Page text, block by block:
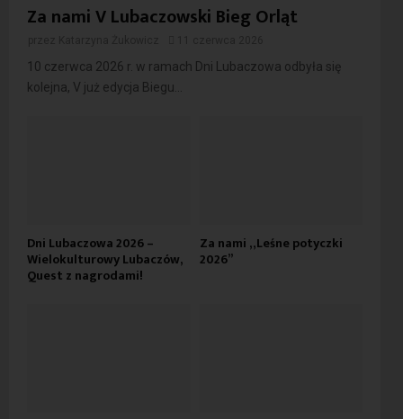
Za nami V Lubaczowski Bieg Orląt
10 czerwca 2026 r. w ramach Dni Lubaczowa odbyła się
kolejna, V już edycja Biegu...
Dni Lubaczowa 2026 –
Wielokulturowy Lubaczów,
Quest z nagrodami!
Za nami „Leśne potyczki
2026”